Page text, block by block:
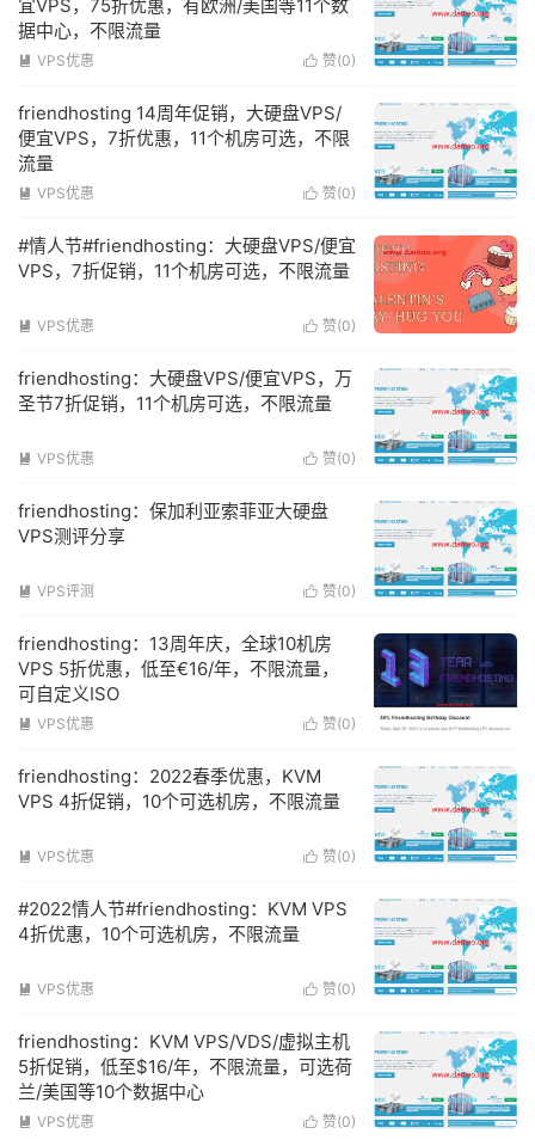
宜VPS，75折优惠，有欧洲/美国等11个数
据中心，不限流量
 赞(0)
 VPS优惠
friendhosting 14周年促销，大硬盘VPS/
便宜VPS，7折优惠，11个机房可选，不限
流量
 赞(0)
 VPS优惠
#情人节#friendhosting：大硬盘VPS/便宜
VPS，7折促销，11个机房可选，不限流量
 赞(0)
 VPS优惠
friendhosting：大硬盘VPS/便宜VPS，万
圣节7折促销，11个机房可选，不限流量
 赞(0)
 VPS优惠
friendhosting：保加利亚索菲亚大硬盘
VPS测评分享
 赞(0)
 VPS评测
friendhosting：13周年庆，全球10机房
VPS 5折优惠，低至€16/年，不限流量，
可自定义ISO
 赞(0)
 VPS优惠
friendhosting：2022春季优惠，KVM
VPS 4折促销，10个可选机房，不限流量
 赞(0)
 VPS优惠
#2022情人节#friendhosting：KVM VPS
4折优惠，10个可选机房，不限流量
 赞(0)
 VPS优惠
friendhosting：KVM VPS/VDS/虚拟主机
5折促销，低至$16/年，不限流量，可选荷
兰/美国等10个数据中心
 赞(0)
 VPS优惠